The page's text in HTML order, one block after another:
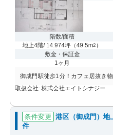
階数/面積
地上4階/ 14.974坪 （49.5m2 ）
敷金・保証金
1ヶ月
御成門駅徒歩1分！カフェ居抜き物
取扱会社: 株式会社エイトシナジー
条件変更 港区（御成門）地
件